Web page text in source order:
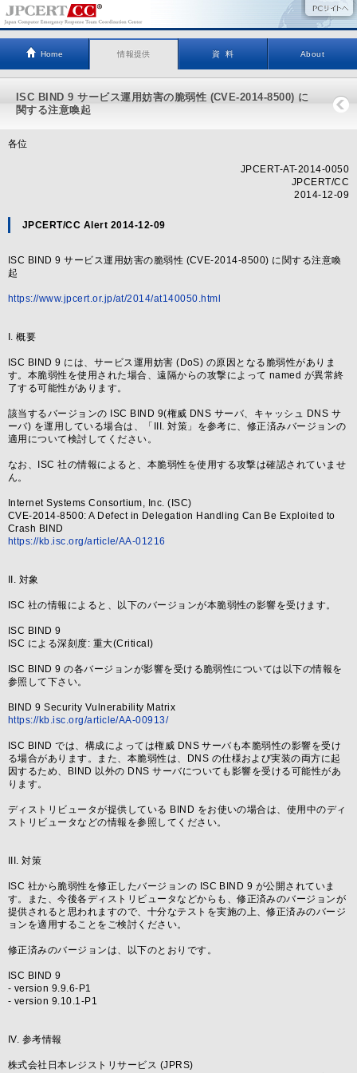
Home 情報提供 資 料 About
ISC BIND 9 サービス運用妨害の脆弱性 (CVE-2014-8500) に
関する注意喚起
各位
JPCERT-AT-2014-0050
JPCERT/CC
2014-12-09
JPCERT/CC Alert 2014-12-09
ISC BIND 9 サービス運用妨害の脆弱性 (CVE-2014-8500) に関する注意喚
起
https://www.jpcert.or.jp/at/2014/at140050.html
I. 概要
ISC BIND 9 には、サービス運用妨害 (DoS) の原因となる脆弱性がありま
す。本脆弱性を使用された場合、遠隔からの攻撃によって named が異常終
了する可能性があります。
該当するバージョンの ISC BIND 9(権威 DNS サーバ、キャッシュ DNS サ
ーバ) を運用している場合は、「III. 対策」を参考に、修正済みバージョンの
適用について検討してください。
なお、ISC 社の情報によると、本脆弱性を使用する攻撃は確認されていませ
ん。
Internet Systems Consortium, Inc. (ISC)
CVE-2014-8500: A Defect in Delegation Handling Can Be Exploited to
Crash BIND
https://kb.isc.org/article/AA-01216
II. 対象
ISC 社の情報によると、以下のバージョンが本脆弱性の影響を受けます。
ISC BIND 9
ISC による深刻度: 重大(Critical)
ISC BIND 9 の各バージョンが影響を受ける脆弱性については以下の情報を
参照して下さい。
BIND 9 Security Vulnerability Matrix
https://kb.isc.org/article/AA-00913/
ISC BIND では、構成によっては権威 DNS サーバも本脆弱性の影響を受け
る場合があります。また、本脆弱性は、DNS の仕様および実装の両方に起
因するため、BIND 以外の DNS サーバについても影響を受ける可能性があ
ります。
ディストリビュータが提供している BIND をお使いの場合は、使用中のディ
ストリビュータなどの情報を参照してください。
III. 対策
ISC 社から脆弱性を修正したバージョンの ISC BIND 9 が公開されていま
す。また、今後各ディストリビュータなどからも、修正済みのバージョンが
提供されると思われますので、十分なテストを実施の上、修正済みのバージ
ョンを適用することをご検討ください。
修正済みのバージョンは、以下のとおりです。
ISC BIND 9
- version 9.9.6-P1
- version 9.10.1-P1
IV. 参考情報
株式会社日本レジストリサービス (JPRS)